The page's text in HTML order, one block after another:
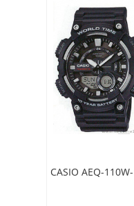
CASIO AEQ-